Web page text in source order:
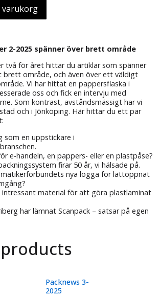
varukorg
2-2025 spänner över brett område
två för året hittar du artiklar som spänner
område, och även över ett väldigt
Vi har hittat en pappersflaska i
oss och fick en intervju med
Som kontrast, avståndsmässigt har vi
och i Jönköping. Här hittar du ett par
som en uppstickare i
e-handeln, en pappers- eller en plastpåse?
firar 50 år, vi hälsade på.
nya logga för lättöppnat
intressant material för att göra plastlaminat
har lämnat Scanpack – satsar på egen
Packnews 3-
2025